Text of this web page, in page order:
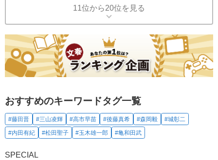
11位から20位を見る
おすすめのキーワードタグ一覧
#藤田晋 #三山凌輝 #高市早苗 #後藤真希 #森岡毅
#城彰二
#内田有紀
#松田聖子 #玉木雄一郎 #亀和田武
SPECIAL